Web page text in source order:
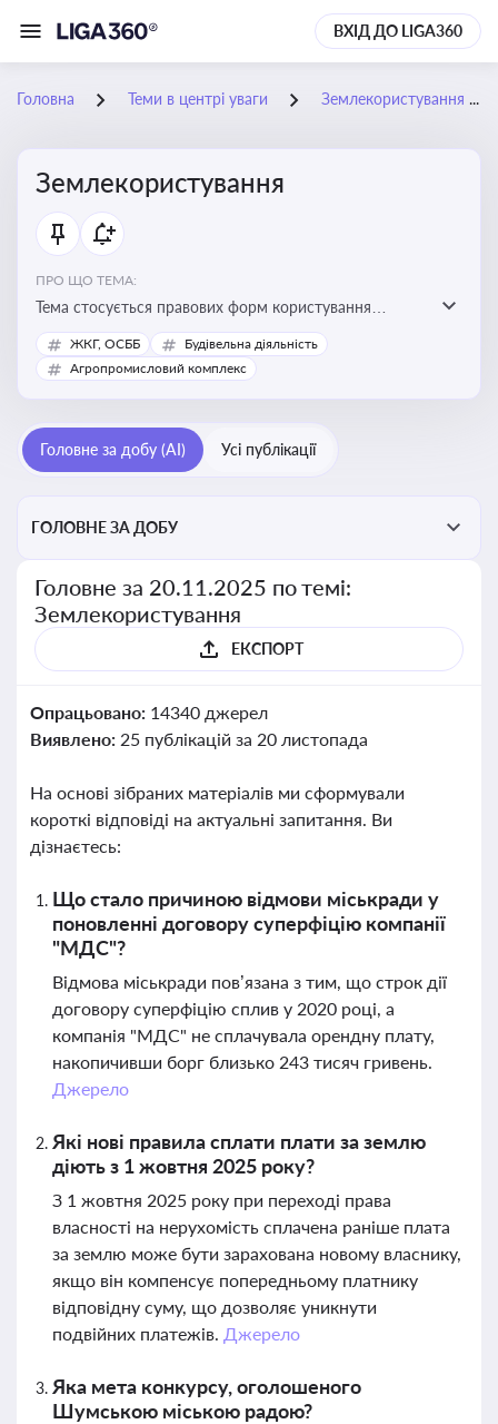
ВХІД ДО LIGA360
Головна Теми в центрі уваги Землекористування
Землекористування
ПРО ЩО ТЕМА:
Тема стосується правових форм користування
землею, зокрема умов доступу, володіння та
користування земельними ділянками різних форм
ЖКГ, ОСББ
Будівельна діяльність
Агропромисловий комплекс
Головне за добу (AI) Усі публікації
ГОЛОВНЕ ЗА ДОБУ
Головне за 20.11.2025 по темі:
Землекористування
ЕКСПОРТ
Опрацьовано: 14340 джерел
Виявлено: 25 публікацій за 20 листопада
На основі зібраних матеріалів ми сформували
короткі відповіді на актуальні запитання. Ви
дізнаєтесь:
Що стало причиною відмови міськради у
поновленні договору суперфіцію компанії
"МДС"?
Відмова міськради пов’язана з тим, що строк дії
договору суперфіцію сплив у 2020 році, а
компанія "МДС" не сплачувала орендну плату,
накопичивши борг близько 243 тисяч гривень.
Джерело
Які нові правила сплати плати за землю
діють з 1 жовтня 2025 року?
З 1 жовтня 2025 року при переході права
власності на нерухомість сплачена раніше плата
за землю може бути зарахована новому власнику,
якщо він компенсує попередньому платнику
відповідну суму, що дозволяє уникнути
подвійних платежів. Джерело
Яка мета конкурсу, оголошеного
Шумською міською радою?